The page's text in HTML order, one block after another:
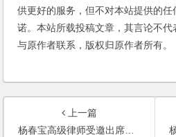
供更好的服务，但不对本站提供的
诺。本站所载投稿文章，其言论不
与原作者联系，版权归原作者所有。
上一篇
杨春宝高级律师受邀出席全球创客论坛并演讲
杨